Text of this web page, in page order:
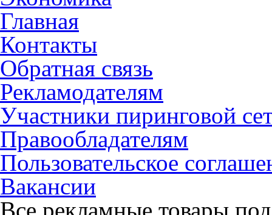
Главная
Контакты
Обратная связь
Рекламодателям
Участники пиринговой
Правообладателям
Пользовательское
Вакансии